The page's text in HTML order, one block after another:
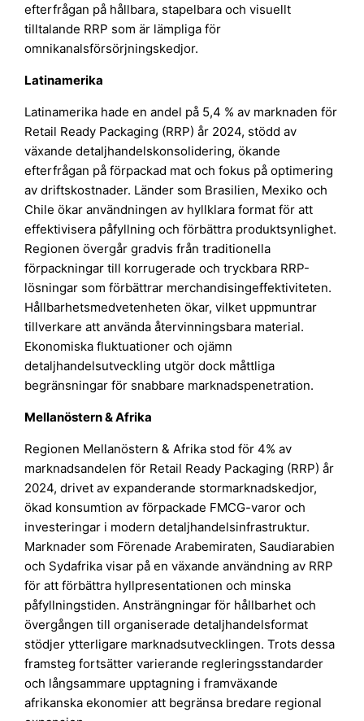
efterfrågan på hållbara, stapelbara och visuellt
tilltalande RRP som är lämpliga för
omnikanalsförsörjningskedjor.
Latinamerika
Latinamerika hade en andel på 5,4 % av marknaden för
Retail Ready Packaging (RRP) år 2024, stödd av
växande detaljhandelskonsolidering, ökande
efterfrågan på förpackad mat och fokus på optimering
av driftskostnader. Länder som Brasilien, Mexiko och
Chile ökar användningen av hyllklara format för att
effektivisera påfyllning och förbättra produktsynlighet.
Regionen övergår gradvis från traditionella
förpackningar till korrugerade och tryckbara RRP-
lösningar som förbättrar merchandisingeffektiviteten.
Hållbarhetsmedvetenheten ökar, vilket uppmuntrar
tillverkare att använda återvinningsbara material.
Ekonomiska fluktuationer och ojämn
detaljhandelsutveckling utgör dock måttliga
begränsningar för snabbare marknadspenetration.
Mellanöstern & Afrika
Regionen Mellanöstern & Afrika stod för 4% av
marknadsandelen för Retail Ready Packaging (RRP) år
2024, drivet av expanderande stormarknadskedjor,
ökad konsumtion av förpackade FMCG-varor och
investeringar i modern detaljhandelsinfrastruktur.
Marknader som Förenade Arabemiraten, Saudiarabien
och Sydafrika visar på en växande användning av RRP
för att förbättra hyllpresentationen och minska
påfyllningstiden. Ansträngningar för hållbarhet och
övergången till organiserade detaljhandelsformat
stödjer ytterligare marknadsutvecklingen. Trots dessa
framsteg fortsätter varierande regleringsstandarder
och långsammare upptagning i framväxande
afrikanska ekonomier att begränsa bredare regional